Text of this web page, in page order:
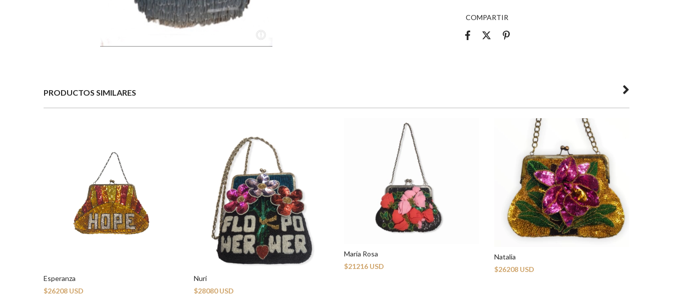
COMPARTIR
PRODUCTOS SIMILARES
Esperanza
$26208 USD
Nuri
$28080 USD
María Rosa
$21216 USD
Natalia
$26208 USD